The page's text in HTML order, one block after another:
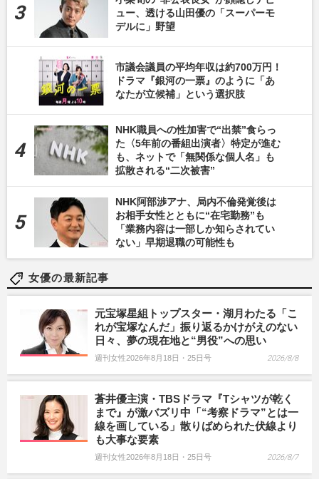
ュー、透ける山田優の「スーパーモ
デルに」野望
市議会議員の平均年収は約700万円！
ドラマ『銀河の一票』のように「あ
なたが立候補」という選択肢
NHK職員への性加害で“出禁”食らっ
た〈5年前の番組出演者〉特定が進む
も、ネットで「無関係な個人名」も
拡散される“二次被害”
NHK阿部渉アナ、局内不倫発覚後は
お相手女性とともに“在宅勤務”も
「業務内容は一部しか知らされてい
ない」早期退職の可能性も
女優の最新記事
元宝塚星組トップスター・湖月わたる「こ
れが宝塚なんだ」振り返るかけがえのない
日々、夢の現在地と“男役”への思い
週刊女性2026年8月18日・25日号 2026/8/8
蒼井優主演・TBSドラマ『Tシャツが乾く
まで』が激バズリ中「“考察ドラマ”とは一
線を画している」散りばめられた伏線より
も大事な要素
週刊女性2026年8月18日・25日号 2026/8/7